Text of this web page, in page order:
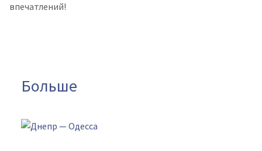
впечатлений!
Больше